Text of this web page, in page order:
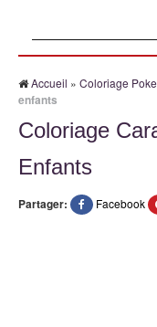
Accueil » Coloriage
enfants
Coloriage
Enfants
Partager: Facebook